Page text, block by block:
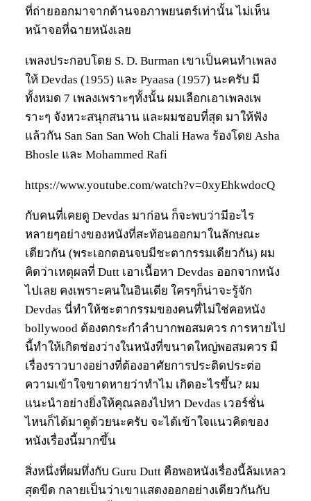
ที่ถ่ายออกมาจากด้านจอภาพยนตร์เท่านั้น ไม่เห็น
หน้าจอที่ฉายหนังเลย
เพลงประกอบโดย S. D. Burman เขาเป็นคนทำเพลง
ให้ Devdas (1955) และ Pyaasa (1957) นะครับ มี
ทั้งหมด 7 เพลงเพราะๆทั้งนั้น ผมเลือกเอาเพลงเพ
ราะๆ จังหวะสนุกสนาน และผมชอบที่สุด มาให้ฟัง
แล้วกัน San San San Woh Chali Hawa ร้องโดย Asha
Bhosle และ Mohammed Rafi
https://www.youtube.com/watch?v=0xyEhkwdocQ
กับคนที่เคยดู Devdas มาก่อน ก็จะพบว่ามีอะไร
หลายๆอย่างของหนังที่สะท้อนออกมาในลักษณะ
เดียวกัน (พระเอกตอนจบมีชะตากรรมเดียวกัน) ผม
คิดว่าเหตุผลที่ Dutt เอาเนื้อหา Devdas ออกจากหนัง
ไปเลย คงเพราะคนในอินเดีย ใครๆก็น่าจะรู้จัก
Devdas นี่ทำให้ชะตากรรมของคนที่ไม่ใช่คอหนัง
bollywood ต้องตกระกำลำบากพอสมควร การหายไป
นี้ทำให้เกิดช่องว่างในหนังที่ขนาดใหญ่พอสมควร มี
เรื่องราวบางอย่างที่ต้องอาศัยการประติดประต่อ
ความเข้าใจขาดหายว่าทำไม เกิดอะไรขึ้น? ผม
แนะนำอย่างยิ่งให้คุณลองไปหา Devdas เวอร์ชั่น
ไหนก็ได้มาดูด้วยนะครับ จะได้เข้าใจแนวคิดของ
หนังเรื่องนี้มากขึ้น
สิ่งหนึ่งที่ผมทึ่งกับ Guru Dutt คือพอหนังเรื่องนี้ล้มเหลว
สุดขีด กลายเป็นว่าเขาแสดงออกอย่างเดียวกันกับ